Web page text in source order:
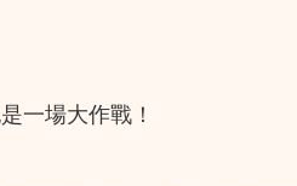
一場大作戰！